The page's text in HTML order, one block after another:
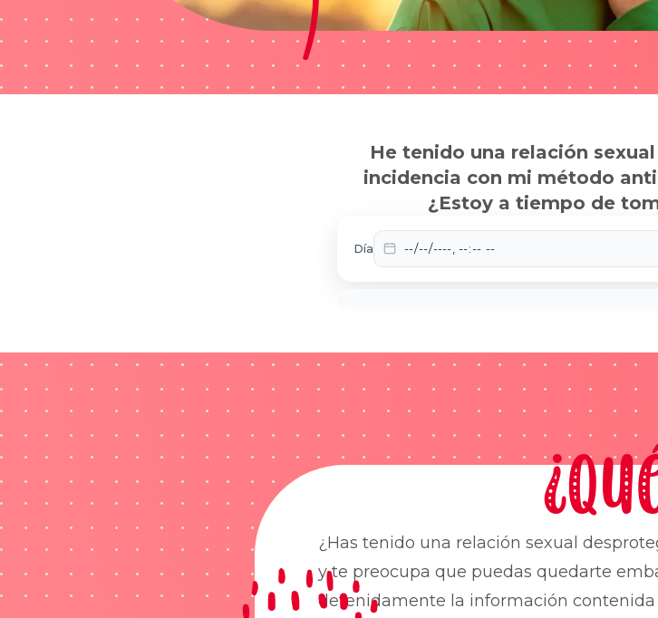
He tenido una relación
incidencia con mi método
¿Estoy a tiempo de
Día
¿Has tenido una relación sexual
y te preocupa que puedas quedarte
detenidamente la información contenida